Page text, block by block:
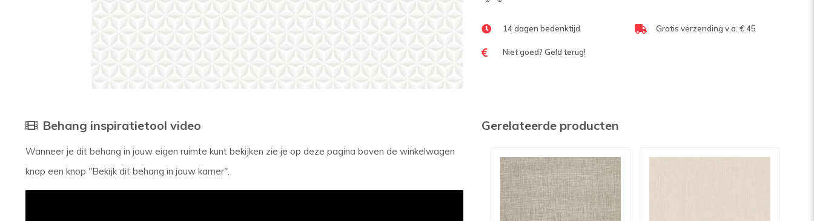
14 dagen bedenktijd Gratis verzending v.a. € 45
Niet goed? Geld terug!
Behang inspiratietool video
Wanneer je dit behang in jouw eigen ruimte kunt bekijken zie je op deze pagina boven de winkelwagen
knop een knop "Bekijk dit behang in jouw kamer".
Gerelateerde producten